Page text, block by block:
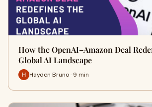
How the OpenAI–Amazon Deal
Global AI Landscape
Hayden Bruno · 9 min